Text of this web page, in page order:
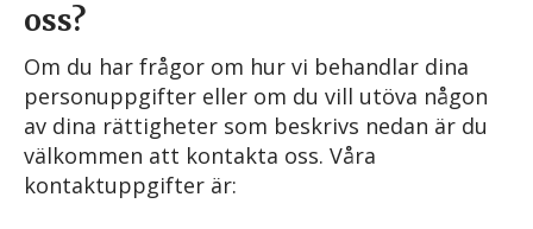
oss?
Om du har frågor om hur vi behandlar dina
personuppgifter eller om du vill utöva någon
av dina rättigheter som beskrivs nedan är du
välkommen att kontakta oss. Våra
kontaktuppgifter är: